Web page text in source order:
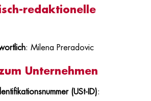
redaktionelle
: Milena Preradovic
Unternehmen
(USt-ID):